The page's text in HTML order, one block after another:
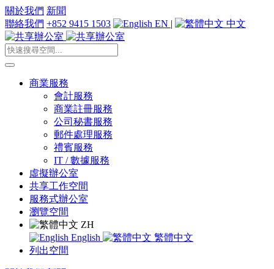
關於我們 新聞
聯絡我們 +852 9415 1503 EN | 中文
商業服務
會計服務
商業註冊服務
公司秘書服務
郵件處理服務
禮賓服務
IT / 數據服務
虛擬辦公室
共享工作空間
服務式辦公室
瀏覽空間
ZH
English
繁體中文
列出空間